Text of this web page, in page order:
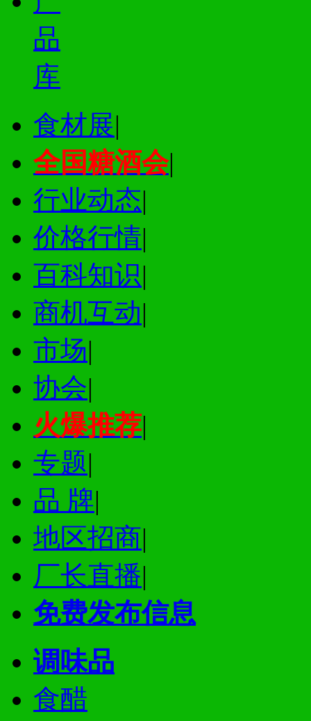
品
库
食材展|
全国糖酒会|
行业动态|
价格行情|
百科知识|
商机互动|
市场|
协会|
火爆推荐|
专题|
品 牌|
地区招商|
厂长直播|
免费发布信息
调味品
食醋